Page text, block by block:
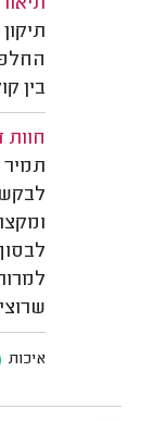
בין
תמיר
איכות